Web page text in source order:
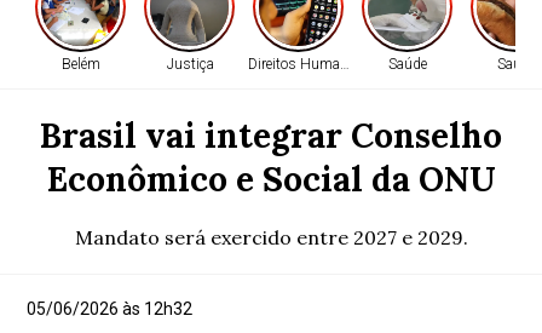
Belém Justiça Direitos Humanos Saúde Saúde
Brasil vai integrar Conselho
Econômico e Social da ONU
Mandato será exercido entre 2027 e 2029.
05/06/2026 às 12h32